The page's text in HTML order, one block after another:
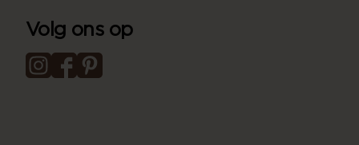
Volg ons op